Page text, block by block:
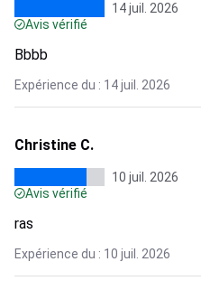
14 juil. 2026
Avis vérifié
Bbbb
Expérience du : 14 juil. 2026
Christine C.
10 juil. 2026
Avis vérifié
ras
Expérience du : 10 juil. 2026